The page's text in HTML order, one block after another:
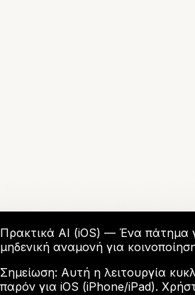
Πρακτικά AI (iOS) — Ένα πάτημα
μηδενική αναμονή για
Σημείωση: Αυτή η λειτουργία
παρόν για iOS (iPhone/iPad).